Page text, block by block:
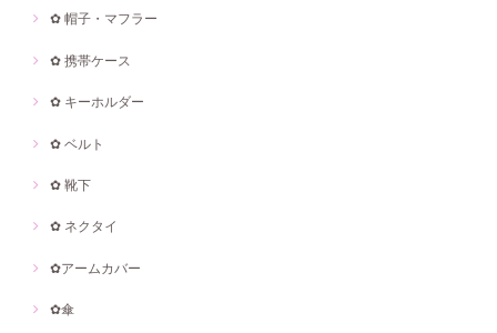
✿ 帽子・マフラー
✿ 携帯ケース
✿ キーホルダー
✿ ベルト
✿ 靴下
✿ ネクタイ
✿アームカバー
✿傘